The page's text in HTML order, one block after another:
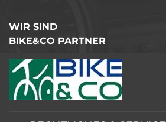
WIR SIND
BIKE&CO PARTNER